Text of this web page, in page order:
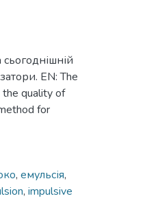
EN: The
quality of
for
, емульсія,
, impulsive